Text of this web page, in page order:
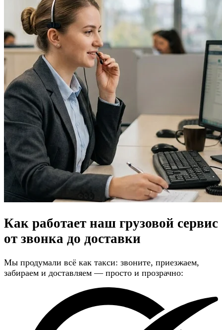
Как работает наш грузовой сервис
от звонка до доставки
Мы продумали всё как такси: звоните, приезжаем,
забираем и доставляем — просто и прозрачно: